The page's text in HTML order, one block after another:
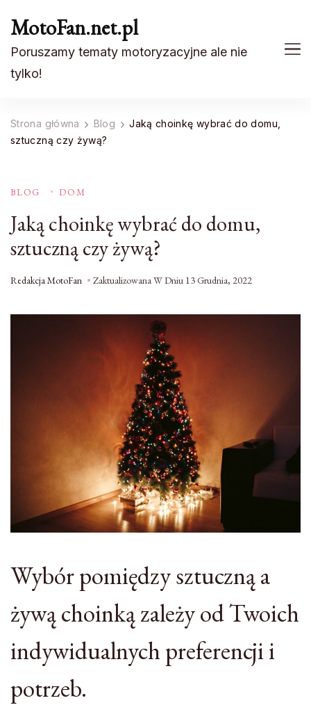
MotoFan.net.pl
Poruszamy tematy motoryzacyjne ale nie
tylko!
Strona główna Blog
Jaką choinkę wybrać do domu,
sztuczną czy żywą?
BLOG DOM
Jaką choinkę wybrać do domu,
sztuczną czy żywą?
Redakcja MotoFan Zaktualizowana W Dniu 13 Grudnia, 2022
Wybór pomiędzy sztuczną a
żywą choinką zależy od Twoich
indywidualnych preferencji i
potrzeb.